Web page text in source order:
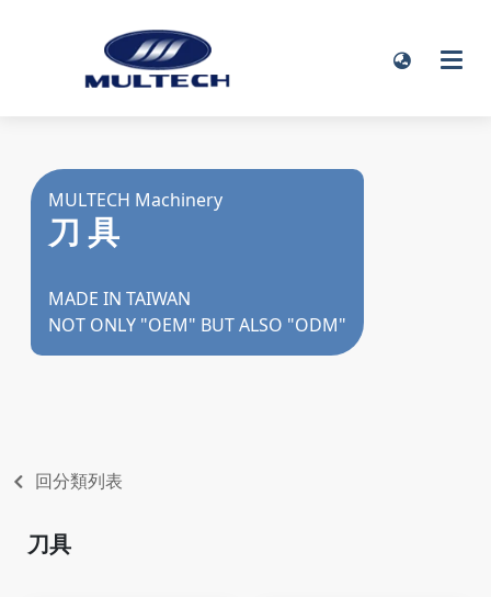
MULTECH Machinery
刀 具
MADE IN TAIWAN
NOT ONLY "OEM" BUT ALSO "ODM"
回分類列表
刀具